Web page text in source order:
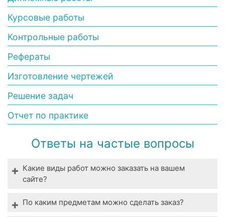
Курсовые работы
Контрольные работы
Рефераты
Изготовление чертежей
Решение задач
Отчет по практике
Ответы на частые вопросы
Какие виды работ можно заказать на вашем
сайте?
Мы выполняем все виды студенческих работ. У
По каким предметам можно сделать заказ?